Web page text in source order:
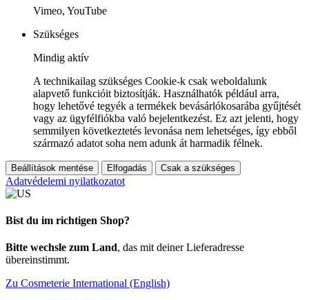
Vimeo, YouTube
Szükséges
Mindig aktív
A technikailag szükséges Cookie-k csak weboldalunk
alapvető funkcióit biztosítják. Használhatók például arra,
hogy lehetővé tegyék a termékek bevásárlókosarába gyűjtését
vagy az ügyfélfiókba való bejelentkezést. Ez azt jelenti, hogy
semmilyen következtetés levonása nem lehetséges, így ebből
származó adatot soha nem adunk át harmadik félnek.
Beállítások mentése Elfogadás Csak a szükséges
Adatvédelemi nyilatkozatot
Bist du im richtigen Shop?
Bitte wechsle zum Land, das mit deiner Lieferadresse
übereinstimmt.
Zu Cosmeterie International (English)